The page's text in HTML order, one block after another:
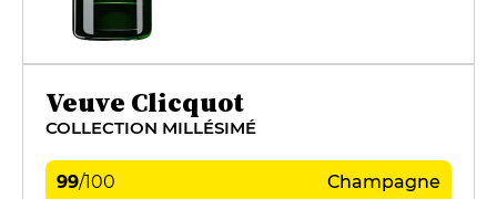
Veuve Clicquot
COLLECTION MILLÉSIMÉ
99/100 Champagne